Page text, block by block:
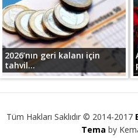
2026’nın geri kalanı için
tahvil...
Tüm Hakları Saklıdır © 2014-2017
Tema by